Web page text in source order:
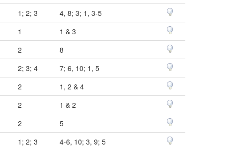
1; 2; 3
4, 8; 3; 1, 3-5
1
1 & 3
2
8
2; 3; 4
7; 6, 10; 1, 5
2
1, 2 & 4
2
1 & 2
2
5
1; 2; 3
4-6, 10; 3, 9; 5